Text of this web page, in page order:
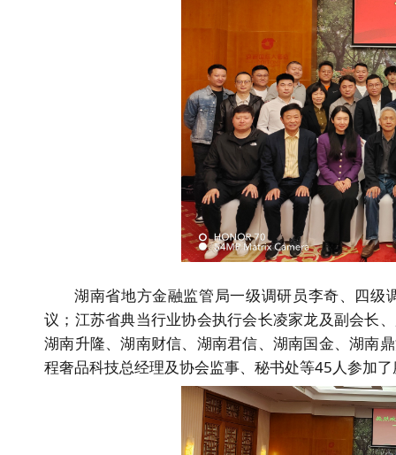
湖南省地方金融监管局一级调研员李奇、四
议；江苏省典当行业协会执行会长凌家龙及副会长
湖南升隆、湖南财信、湖南君信、湖南国金、湖南
程奢品科技总经理及协会监事、秘书处等45人参加